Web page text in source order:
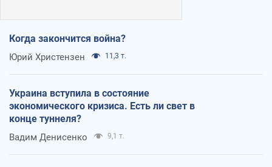
Когда закончится война?
Юрий Христензен 11,3 т.
Украина вступила в состояние
экономического кризиса. Есть ли свет в
конце туннеля?
Вадим Денисенко 9,1 т.